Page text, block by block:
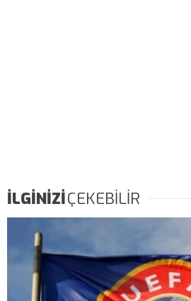
İLGİNİZİÇEKEBİLİR